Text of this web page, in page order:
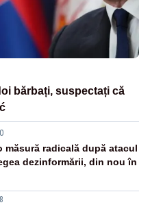
bărbați, suspectați că
măsură radicală după atacul
dezinformării, din nou în